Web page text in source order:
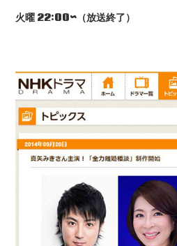
火曜 22:00~ （放送終了）